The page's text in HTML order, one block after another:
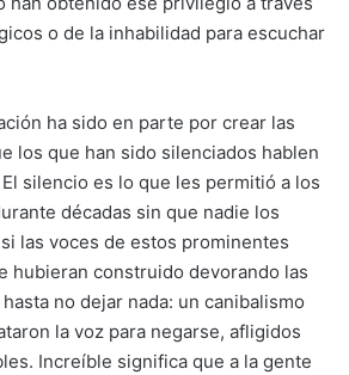
o de la inhabilidad para escuchar
ha sido en parte por crear las
los que han sido silenciados hablen
silencio es lo que les permitió a los
décadas sin que nadie los
las voces de estos prominentes
hubieran construido devorando las
no dejar nada: un canibalismo
la voz para negarse, afligidos
Increíble significa que a la gente